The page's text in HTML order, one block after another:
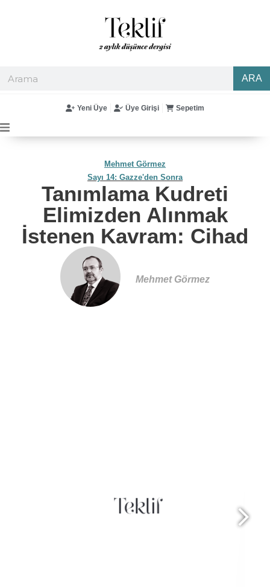
ARA
Yeni Üye Üye Girişi Sepetim
Mehmet Görmez
Sayı 14: Gazze'den Sonra
Tanımlama Kudreti
Elimizden Alınmak
İstenen Kavram: Cihad
Mehmet Görmez